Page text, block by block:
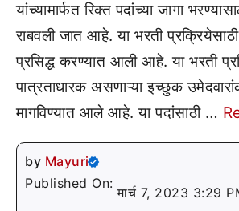
यांच्यामार्फत रिक्त पदांच्या जागा
राबवली जात आहे. या भरती
प्रसिद्ध करण्यात आली आहे. या भरती
पात्रताधारक असणाऱ्या इच्छुक
मागविण्यात आले आहे. या पदांसाठी …
by Mayuri
Published On:
मार्च 7, 2023 3:29